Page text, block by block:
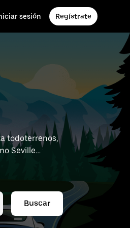
sesión Regístrate
todoterrenos,
Seville
Buscar